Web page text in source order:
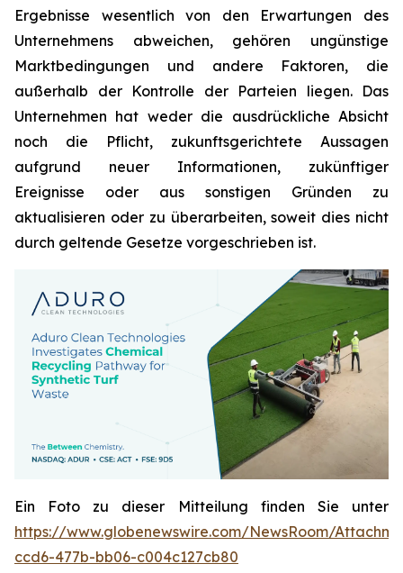
Ergebnisse wesentlich von den Erwartungen des
Unternehmens abweichen, gehören ungünstige
Marktbedingungen und andere Faktoren, die
außerhalb der Kontrolle der Parteien liegen. Das
Unternehmen hat weder die ausdrückliche Absicht
noch die Pflicht, zukunftsgerichtete Aussagen
aufgrund neuer Informationen, zukünftiger
Ereignisse oder aus sonstigen Gründen zu
aktualisieren oder zu überarbeiten, soweit dies nicht
durch geltende Gesetze vorgeschrieben ist.
Ein Foto zu dieser Mitteilung finden Sie unter
https://www.globenewswire.com/NewsRoom/
ccd6-477b-bb06-c004c127cb80